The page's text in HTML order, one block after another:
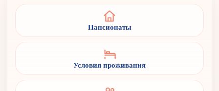
Пансионаты
Условия проживания